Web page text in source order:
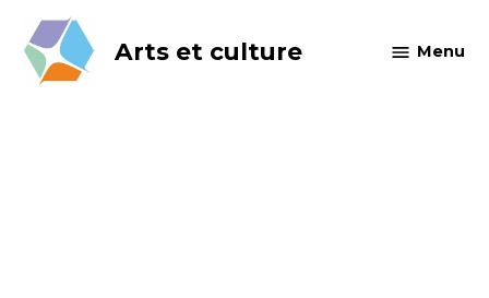
content
Arts et culture Menu